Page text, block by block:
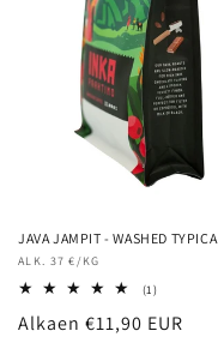
JAVA JAMPIT - WASHED TYPICA
Myyjä:
ALK. 37 €/KG
(1)1
yhteensä
Normaalihinta
Alkaen €11,90 EUR